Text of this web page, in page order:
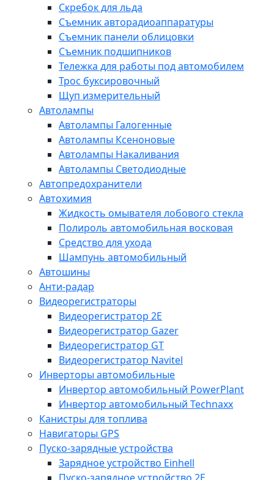
Скребок для льда
Съемник авторадиоаппаратуры
Съемник панели облицовки
Съемник подшипников
Тележка для работы под автомобилем
Трос буксировочный
Щуп измерительный
Автолампы
Автолампы Галогенные
Автолампы Ксеноновые
Автолампы Накаливания
Автолампы Светодиодные
Автопредохранители
Автохимия
Жидкость омывателя лобового стекла
Полироль автомобильная восковая
Средство для ухода
Шампунь автомобильный
Автошины
Анти-радар
Видеорегистраторы
Видеорегистратор 2E
Видеорегистратор Gazer
Видеорегистратор GT
Видеорегистратор Navitel
Инверторы автомобильные
Инвертор автомобильный PowerPlant
Инвертор автомобильный Technaxx
Канистры для топлива
Навигаторы GPS
Пуско-зарядные устройства
Зарядное устройство Einhell